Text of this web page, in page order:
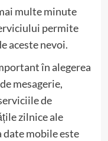
multe minute
permite
aceste nevoi.
în alegerea
mesagerie,
de
zilnice ale
mobile este